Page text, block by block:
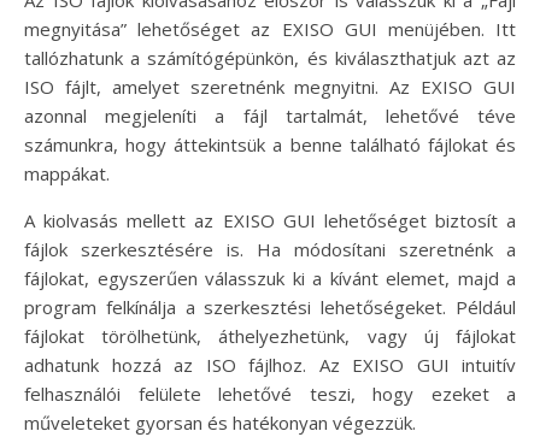
megnyitása” lehetőséget az EXISO GUI menüjében. Itt
tallózhatunk a számítógépünkön, és kiválaszthatjuk azt az
ISO fájlt, amelyet szeretnénk megnyitni. Az EXISO GUI
azonnal megjeleníti a fájl tartalmát, lehetővé téve
számunkra, hogy áttekintsük a benne található fájlokat és
mappákat.
A kiolvasás mellett az EXISO GUI lehetőséget biztosít a
fájlok szerkesztésére is. Ha módosítani szeretnénk a
fájlokat, egyszerűen válasszuk ki a kívánt elemet, majd a
program felkínálja a szerkesztési lehetőségeket. Például
fájlokat törölhetünk, áthelyezhetünk, vagy új fájlokat
adhatunk hozzá az ISO fájlhoz. Az EXISO GUI intuitív
felhasználói felülete lehetővé teszi, hogy ezeket a
műveleteket gyorsan és hatékonyan végezzük.